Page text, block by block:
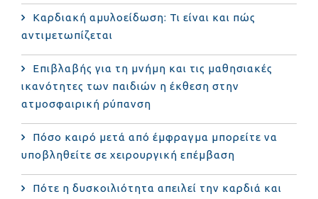
Καρδιακή αμυλοείδωση: Τι είναι και πώς
αντιμετωπίζεται
Επιβλαβής για τη μνήμη και τις μαθησιακές
ικανότητες των παιδιών η έκθεση στην
ατμοσφαιρική ρύπανση
Πόσο καιρό μετά από έμφραγμα μπορείτε να
υποβληθείτε σε χειρουργική επέμβαση
Πότε η δυσκοιλιότητα απειλεί την καρδιά και